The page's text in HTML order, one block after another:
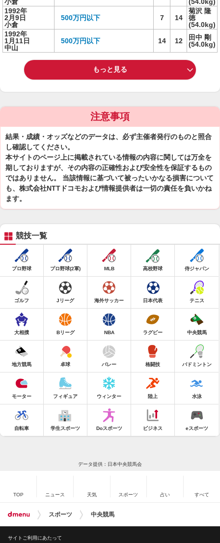
1992年
2月9日
小倉
500万円以下 7 14
菊沢 隆
徳
(54.0kg)
1992年
1月11日
中山
500万円以下 14 12
田中 剛
(54.0kg)
もっと見る
注意事項
結果・成績・オッズなどのデータは、必ず主催者発行のものと照合
し確認してください。
本サイトのページ上に掲載されている情報の内容に関しては万全を
期しておりますが、その内容の正確性および安全性を保証するもの
ではありません。 当該情報に基づいて被ったいかなる損害について
も、株式会社NTTドコモおよび情報提供者は一切の責任を負いかね
ます。
競技一覧
プロ野球 プロ野球(2軍) MLB 高校野球 侍ジャパン
ゴルフ Jリーグ 海外サッカー 日本代表 テニス
大相撲 Bリーグ NBA ラグビー 中央競馬
地方競馬 卓球 バレー 格闘技 バドミントン
モーター フィギュア ウィンター 陸上 水泳
自転車 学生スポーツ Doスポーツ ビジネス eスポーツ
データ提供：日本中央競馬会
TOP ニュース 天気 スポーツ 占い すべて
スポーツ 中央競馬
サイトご利用にあたって